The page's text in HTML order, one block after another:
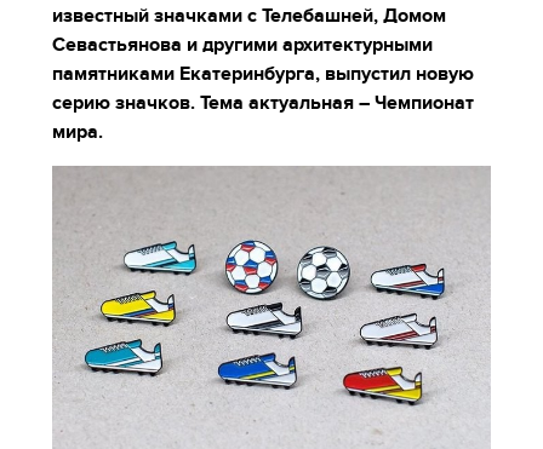
известный значками с Телебашней, Домом
Севастьянова и другими архитектурными
памятниками Екатеринбурга, выпустил новую
серию значков. Тема актуальная – Чемпионат
мира.